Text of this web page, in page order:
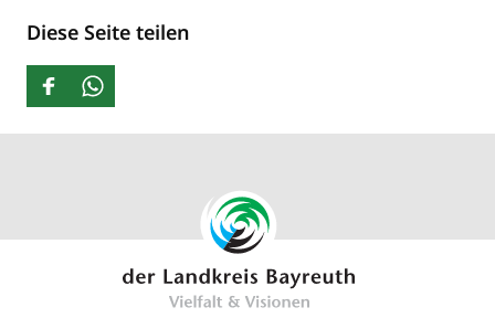
Diese Seite teilen